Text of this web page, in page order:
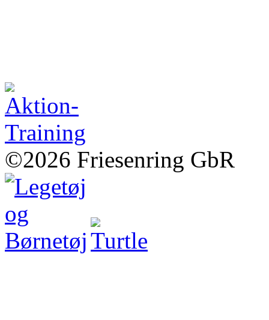
©2026 Friesenring GbR